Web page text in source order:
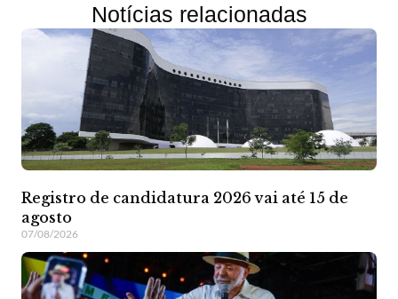
Notícias relacionadas
Registro de candidatura 2026 vai até 15 de
agosto
07/08/2026